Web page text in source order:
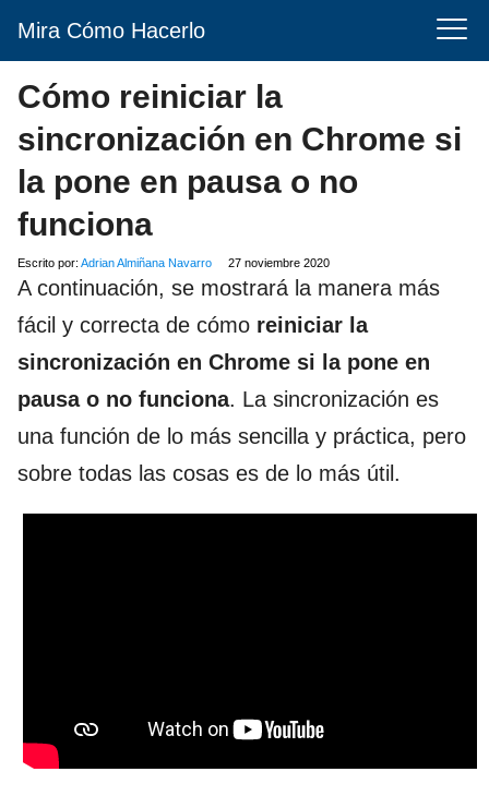
Mira Cómo Hacerlo
Cómo reiniciar la
sincronización en Chrome si
la pone en pausa o no
funciona
Escrito por: Adrian Almiñana Navarro 27 noviembre 2020
A continuación, se mostrará la manera más
fácil y correcta de cómo reiniciar la
sincronización en Chrome si la pone en
pausa o no funciona. La sincronización es
una función de lo más sencilla y práctica, pero
sobre todas las cosas es de lo más útil.